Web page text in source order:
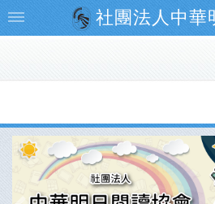
社團法人中華